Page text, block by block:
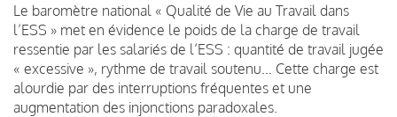
Le baromètre national « Qualité de Vie au Travail dans
l’ESS » met en évidence le poids de la charge de travail
ressentie par les salariés de l’ESS : quantité de travail jugée
« excessive », rythme de travail soutenu… Cette charge est
alourdie par des interruptions fréquentes et une
augmentation des injonctions paradoxales.